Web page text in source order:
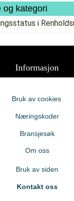
og kategori
i
Informasjon
Bruk av cookies
Næringskoder
Bransjesøk
Om oss
Bruk av siden
Kontakt oss